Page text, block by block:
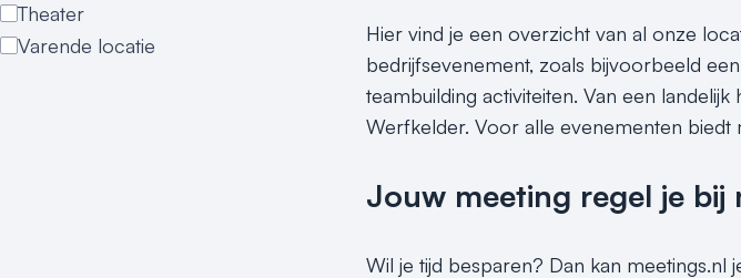
Theater
Varende locatie
Hier vind je een overzicht van al onze
bedrijfsevenement, zoals bijvoorbeeld
teambuilding activiteiten. Van een
Werfkelder. Voor alle evenementen biedt
Jouw meeting regel je bij
Wil je tijd besparen? Dan kan